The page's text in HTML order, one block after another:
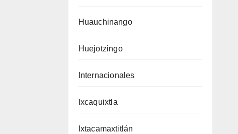
Huauchinango
Huejotzingo
Internacionales
Ixcaquixtla
Ixtacamaxtitlán